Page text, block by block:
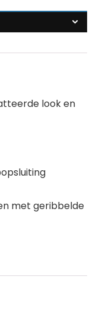
look en
met geribbelde